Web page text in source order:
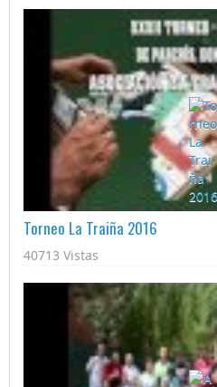
Torneo La Traiña 2016
40713 Vistas